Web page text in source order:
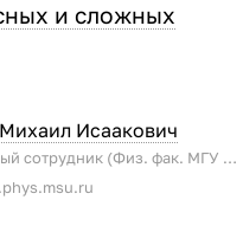
и сложных
Исаакович
Ведущий научный сотрудник (Физ. фак. МГУ имени М.В. Ломоносова)